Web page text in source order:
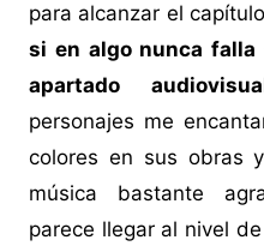
para alcanzar el
si en algo nunca falla
apartado
personajes me
colores en sus obras
música bastante
parece llegar al nivel